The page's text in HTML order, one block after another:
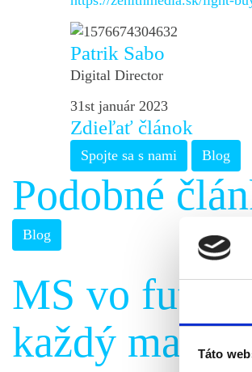
Táto
Patrik Sabo
Digital Director
31st január 2023
Zdieľať článok
Spojte sa s nami Blog
Podobné
Blog
MS vo
každý